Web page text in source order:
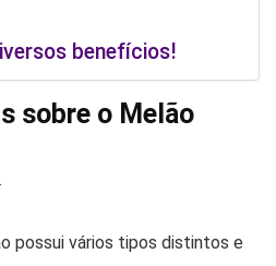
benefícios!
sobre o Melão
possui vários tipos distintos e